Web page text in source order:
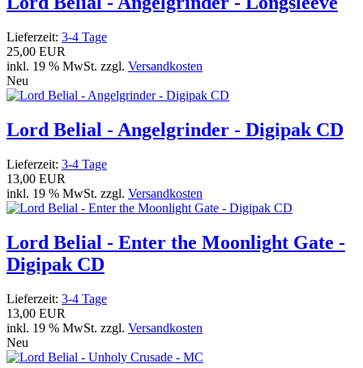
Lieferzeit: 3-4 Tage
25,00 EUR
inkl. 19 % MwSt. zzgl. Versandkosten
Neu
Lord Belial - Angelgrinder - Digipak CD
Lieferzeit: 3-4 Tage
13,00 EUR
inkl. 19 % MwSt. zzgl. Versandkosten
Lord Belial - Enter the Moonlight Gate -
Digipak CD
Lieferzeit: 3-4 Tage
13,00 EUR
inkl. 19 % MwSt. zzgl. Versandkosten
Neu